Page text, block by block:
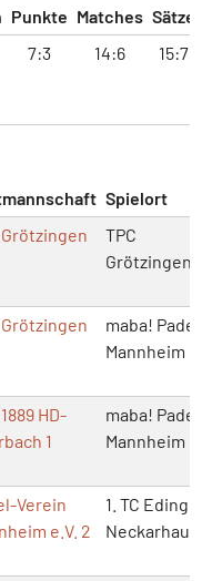
Punkte Matches Sätze
7:3 14:6 15:7
Spielort
Grötzingen
TPC
Grötzingen
Grötzingen
maba! Padel
Mannheim
HD-
1
maba! Padel
Mannheim
Verein
e.V. 2
1. TC